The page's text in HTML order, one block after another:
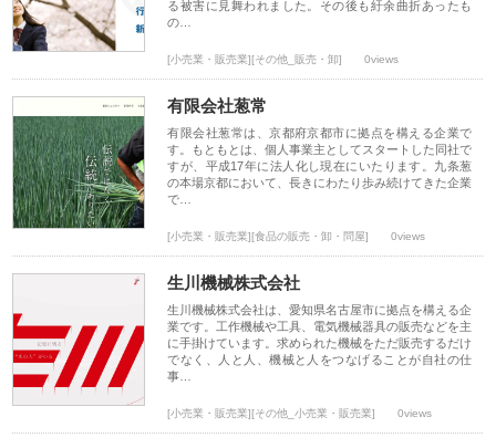
る被害に見舞われました。その後も紆余曲折あったも
の…
[小売業・販売業][その他_販売・卸] 0views
有限会社葱常
有限会社葱常は、京都府京都市に拠点を構える企業で
す。もともとは、個人事業主としてスタートした同社で
すが、平成17年に法人化し現在にいたります。九条葱
の本場京都において、長きにわたり歩み続けてきた企業
で…
[小売業・販売業][食品の販売・卸・問屋] 0views
生川機械株式会社
生川機械株式会社は、愛知県名古屋市に拠点を構える企
業です。工作機械や工具、電気機械器具の販売などを主
に手掛けています。求められた機械をただ販売するだけ
でなく、人と人、機械と人をつなげることが自社の仕
事…
[小売業・販売業][その他_小売業・販売業] 0views